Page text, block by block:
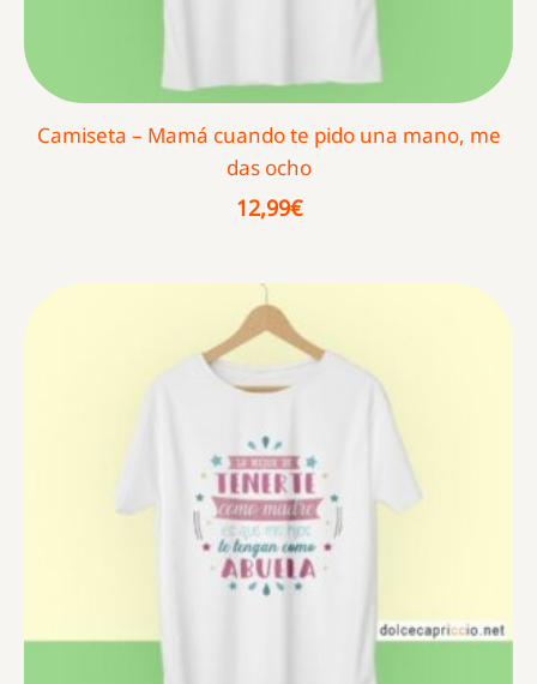
Camiseta – Mamá cuando te pido una mano, me
das ocho
12,99€